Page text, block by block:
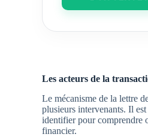
Les acteurs de la
Le mécanisme de la lettre
plusieurs intervenants. Il
identifier pour comprendre
financier.